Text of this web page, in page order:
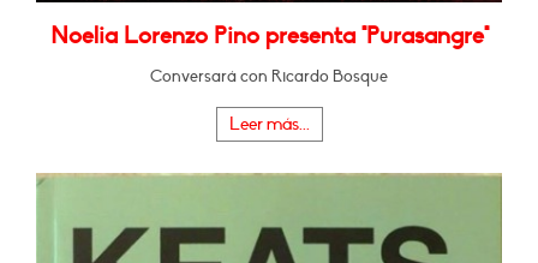
Noelia Lorenzo Pino presenta "Purasangre"
Conversará con Ricardo Bosque
Leer más...